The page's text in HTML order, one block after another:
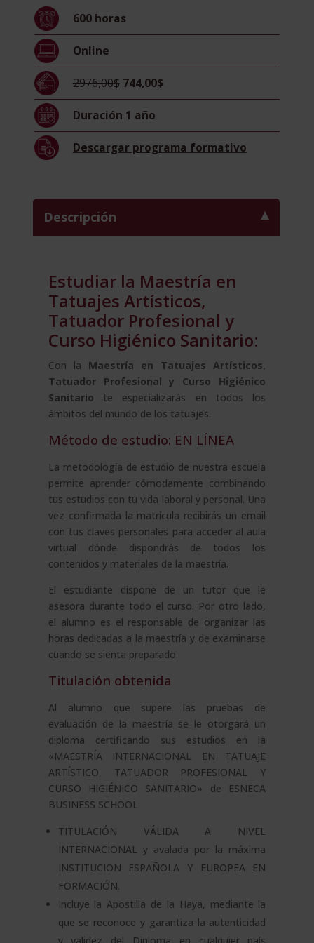
Tatuador
Sanitario
600 horas
Online
2976,00$ 744,00$
Duración 1 año
Descargar programa formativo
Descripción
Estudiar la Maestría en
Tatuajes Artísticos,
Tatuador Profesional y
Curso Higiénico Sanitario:
Con la Maestría en Tatuajes Artísticos,
Tatuador Profesional y Curso Higiénico
Sanitario te especializarás en todos los
ámbitos del mundo de los tatuajes.
Método de estudio: EN LÍNEA
La metodología de estudio de nuestra escuela
permite aprender cómodamente combinando
tus estudios con tu vida laboral y personal. Una
vez confirmada la matrícula recibirás un email
con tus claves personales para acceder al aula
virtual dónde dispondrás de todos los
contenidos y materiales de la maestría.
El estudiante dispone de un tutor que le
asesora durante todo el curso. Por otro lado,
el alumno es el responsable de organizar las
horas dedicadas a la maestría y de examinarse
cuando se sienta preparado.
Titulación obtenida
Al alumno que supere las pruebas de
evaluación de la maestría se le otorgará un
diploma certificando sus estudios en la
«MAESTRÍA INTERNACIONAL EN TATUAJE
ARTÍSTICO, TATUADOR PROFESIONAL Y
CURSO HIGIÉNICO SANITARIO» de ESNECA
BUSINESS SCHOOL:
TITULACIÓN VÁLIDA A NIVEL
INTERNACIONAL y avalada por la máxima
INSTITUCION ESPAÑOLA Y EUROPEA EN
FORMACIÓN.
Incluye la Apostilla de la Haya, mediante la
que se reconoce y garantiza la autenticidad
y validez del Diploma en cualquier país